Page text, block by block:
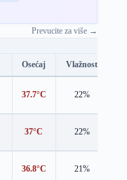
Prevucite za više →
Osećaj Vlažnost
37.7°C 22%
37°C 22%
36.8°C 21%